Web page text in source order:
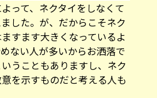
って、ネクタイをしなくて
した。が、だからこそネク
すます大きくなっているよ
ない人が多いからお洒落で
うこともありますし、ネク
を示すものだと考える人も